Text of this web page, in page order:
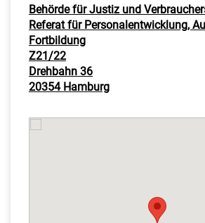
Behörde für Justiz und
Referat für Personalentwicklung,
Fortbildung
Z21/22
Drehbahn 36
20354 Hamburg